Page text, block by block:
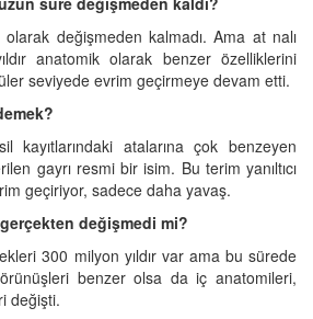
değişmeden kalmadı. Ama at nalı
anatomik olarak benzer özelliklerini
seviyede evrim geçirmeye devam etti.
kayıtlarındaki atalarına çok benzeyen
gayrı resmi bir isim. Bu terim yanıltıcı
geçiriyor, sadece daha yavaş.
değişmedi mi?
300 milyon yıldır var ama bu sürede
benzer olsa da iç anatomileri,
değişti.